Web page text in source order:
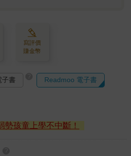
寫評價
賺金幣
子書 Readmoo 電子書
孩童上學不中斷！